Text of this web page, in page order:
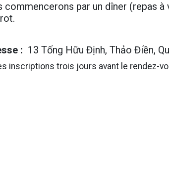
commencerons par un dîner (repas
: 13 Tống Hữu Định, Thảo Điền,
inscriptions trois jours avant le rendez-